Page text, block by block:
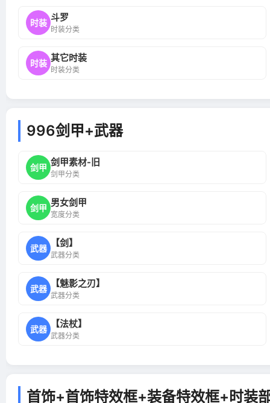
时装 斗罗
时装分类
时装 其它时装
时装分类
996剑甲+武器
剑甲 剑甲素材-旧
剑甲分类
剑甲 男女剑甲
宽度分类
武器 【剑】
武器分类
武器 【魅影之刃】
武器分类
武器 【法杖】
武器分类
首饰+首饰特效框+装备特效框+时装